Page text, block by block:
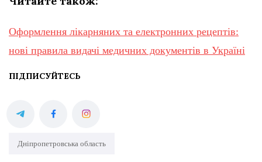
Оформлення лікарняних та електронних рецептів:
нові правила видачі медичних документів в Україні
ПІДПИСУЙТЕСЬ
Дніпропетровська область